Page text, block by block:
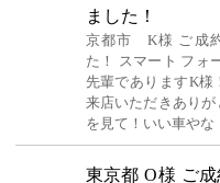
ました！
京都市 K様 ご成
た！ スマート フォ
先輩でありますK様
来店いただきあり
を見て！いい車やな
東京都 O様 ご